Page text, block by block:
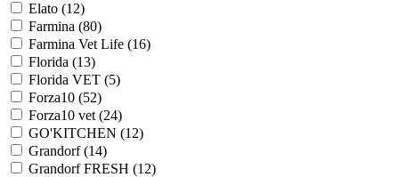
Elato (12)
Farmina (80)
Farmina Vet Life (16)
Florida (13)
Florida VET (5)
Forza10 (52)
Forza10 vet (24)
GO'KITCHEN (12)
Grandorf(14)
Grandorf FRESH (12)